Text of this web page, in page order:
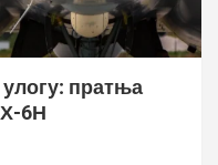
пратња
6Н